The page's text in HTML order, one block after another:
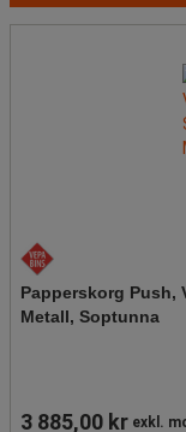
Papperskorg Push,
Metall, Soptunna
3 885,00 kr exkl.